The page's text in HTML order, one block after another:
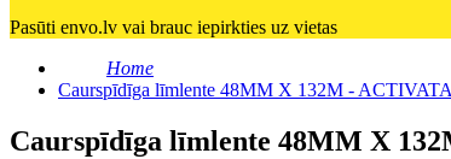
Pasūti envo.lv vai brauc iepirkties uz vietas
Home
Caurspīdīga līmlente 48MM X 132M -
Caurspīdīga līmlente 48MM X